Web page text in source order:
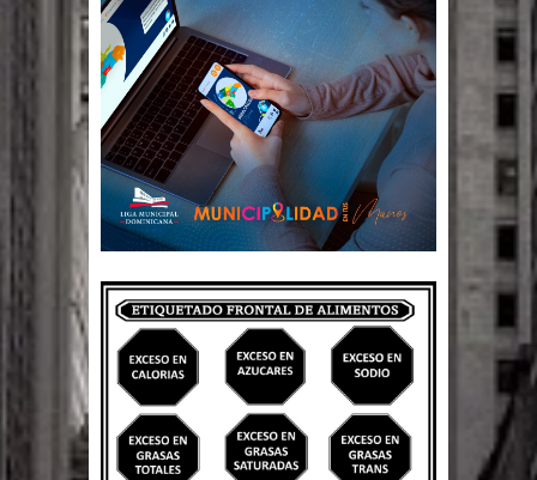
terremoto de magnitud 7,1 en Japón
Poder Ejecutivo promulga
modificaciones al nuevo Código Penal
Diputado Félix Michell Rodríguez
reveló que con Presupuesto
Complementario gobierno endeuda
país con 3,500 millones de dólares
El PRM tendrá desde el próximo
domingo una dirección de hombres